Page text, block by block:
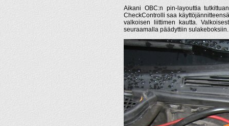
Aikani OBC:n pin-layouttia
CheckControlli saa
valkoisen liittimen kautta.
seuraamalla päädyttiin sulakeboksiin.